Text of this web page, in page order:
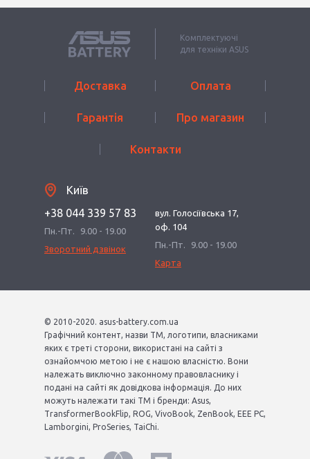
Комплектуючі
для техніки ASUS
Доставка Оплата
Гарантія Про магазин
Контакти
Київ
+38 044 339 57 83
Пн.-Пт.
9.00 - 19.00
Зворотний дзвінок
вул. Голосіївська 17,
оф. 104
Пн.-Пт.
9.00 - 19.00
Карта
© 2010-2020. asus-battery.com.ua
Графічний контент, назви ТМ, логотипи, власниками
яких є треті сторони, використані на сайті з
ознайомчою метою і не є нашою власністю. Вони
належать виключно законному правовласнику і
подані на сайті як довідкова інформація. До них
можуть належати такі ТМ і бренди: Asus,
TransformerBookFlip, ROG, VivoBook, ZenBook, EEE PC,
Lamborgini, ProSeries, TaiChi.